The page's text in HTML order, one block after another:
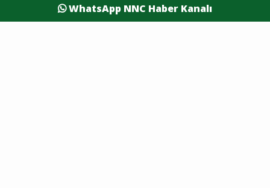
Kesintiler Siyaset
WhatsApp NNC Haber Kanalı